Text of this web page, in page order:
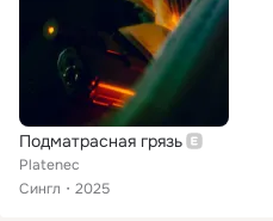
Подматрасная грязь
Platenec
Сингл
2025